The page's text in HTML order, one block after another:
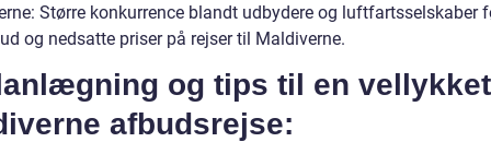
Større konkurrence blandt udbydere og luftfartsselskaber
og nedsatte priser på rejser til Maldiverne.
og tips til en vellykket
afbudsrejse: